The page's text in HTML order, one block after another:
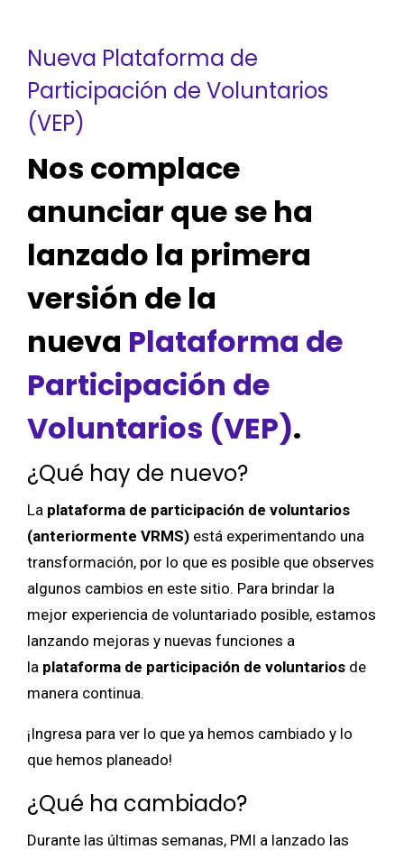
Nueva Plataforma de
Participación de Voluntarios
(VEP)
Nos complace
anunciar que se ha
lanzado la primera
versión de la
nueva Plataforma de
Participación de
Voluntarios (VEP).
¿Qué hay de nuevo?
La plataforma de participación de voluntarios
(anteriormente VRMS) está experimentando una
transformación, por lo que es posible que observes
algunos cambios en este sitio. Para brindar la
mejor experiencia de voluntariado posible, estamos
lanzando mejoras y nuevas funciones a
la plataforma de participación de voluntarios de
manera continua.
¡Ingresa para ver lo que ya hemos cambiado y lo
que hemos planeado!
¿Qué ha cambiado?
Durante las últimas semanas, PMI a lanzado las